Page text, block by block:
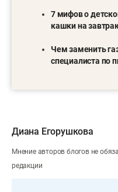
7 мифов о
кашки на
Чем заменить
специалиста по
Диана Егорушкова
Мнение авторов блогов не
редакции